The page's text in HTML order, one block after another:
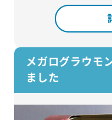
メガログラウモ
ました